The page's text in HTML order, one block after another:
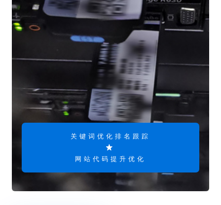
关键词优化排名跟踪
网站代码提升优化